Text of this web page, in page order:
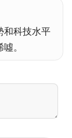
和科技水平
。